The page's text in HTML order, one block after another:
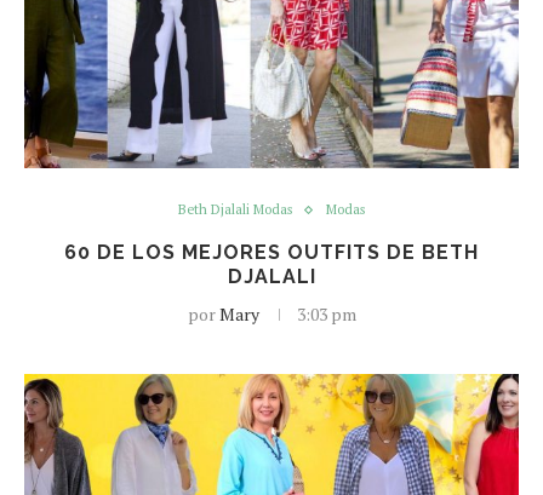
Beth Djalali Modas Modas
60 DE LOS MEJORES OUTFITS DE BETH
DJALALI
porMary 3:03 pm